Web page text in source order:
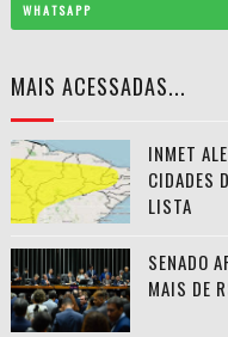
WHATSAPP
MAIS ACESSADAS...
INMET
CIDADES
LISTA
SENADO
MAIS DE